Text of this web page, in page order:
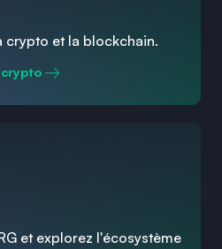
crypto et la blockchain.
et explorez l'écosystème